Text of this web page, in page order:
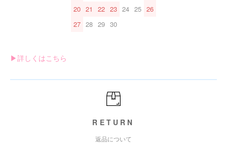
20 21 22 23 24 25 26
27 28 29 30
▶︎詳しくはこちら
RETURN
返品について